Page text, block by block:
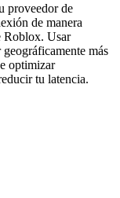
proveedor de
de manera
Roblox. Usar
más
optimizar
tu latencia.